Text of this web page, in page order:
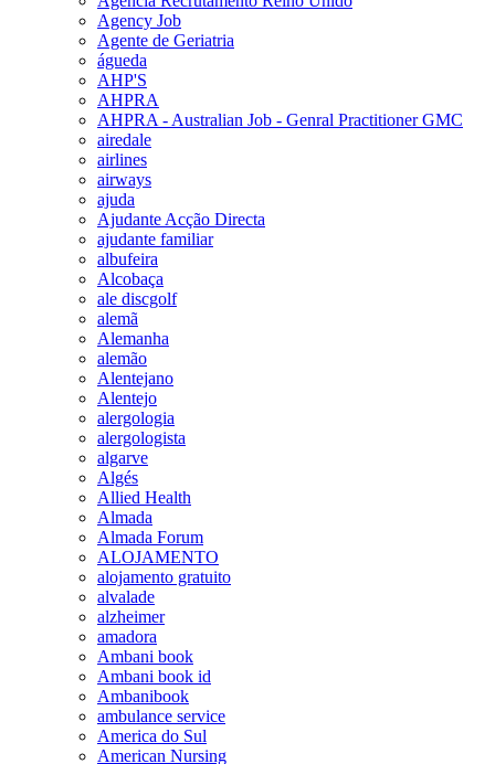
Agency Job
Agente de Geriatria
águeda
AHP'S
AHPRA
AHPRA - Australian Job - Genral Practitioner GMC
airedale
airlines
airways
ajuda
Ajudante Acção Directa
ajudante familiar
albufeira
Alcobaça
ale discgolf
alemã
Alemanha
alemão
Alentejano
Alentejo
alergologia
alergologista
algarve
Algés
Allied Health
Almada
Almada Forum
ALOJAMENTO
alojamento gratuito
alvalade
alzheimer
amadora
Ambani book
Ambani book id
Ambanibook
ambulance service
America do Sul
American Nursing